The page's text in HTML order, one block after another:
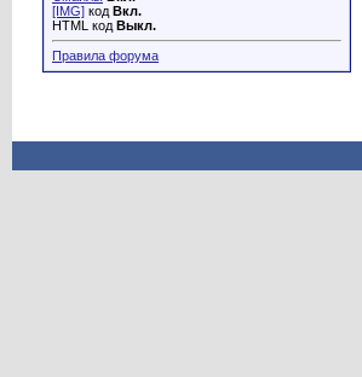
[IMG] код Вкл.
HTML код Выкл.
Правила форума